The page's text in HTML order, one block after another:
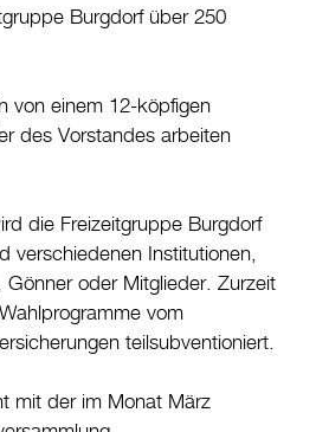
Burgdorf über 250
von einem 12-köpfigen
des Vorstandes arbeiten
die Freizeitgruppe Burgdorf
verschiedenen Institutionen,
oder Mitglieder. Zurzeit
vom
teilsubventioniert.
mit der im Monat März